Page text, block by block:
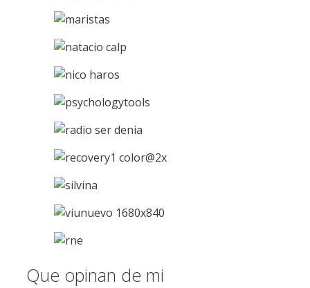
Que opinan de mi